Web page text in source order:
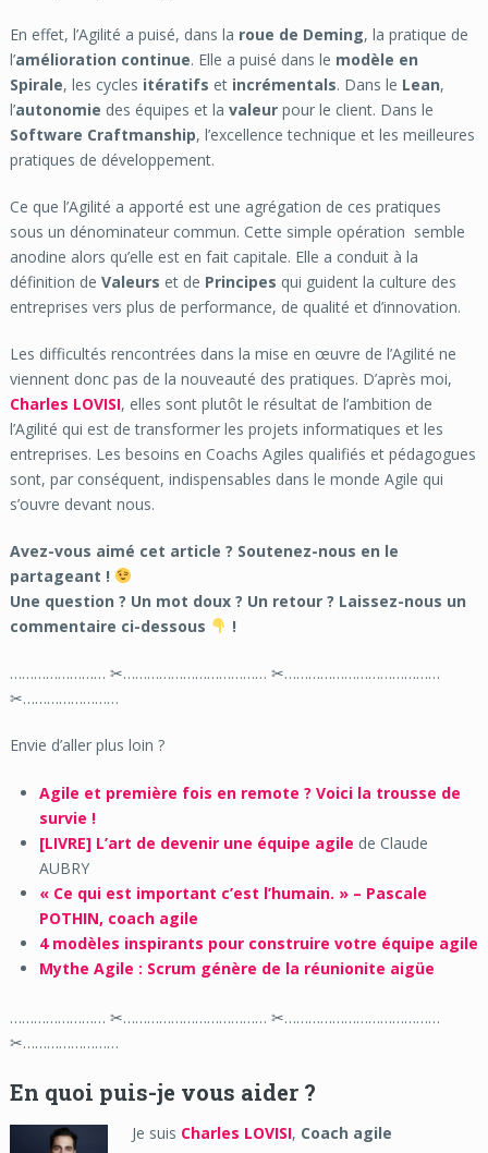
En effet, l’Agilité a puisé, dans la roue de Deming, la pratique de
l’amélioration continue. Elle a puisé dans le modèle en
Spirale, les cycles itératifs et incrémentals. Dans le Lean,
l’autonomie des équipes et la valeurpour le client. Dans le
Software Craftmanship, l’excellence technique et les meilleures
pratiques de développement.
Ce que l’Agilité a apporté est une agrégation de ces pratiques
sous un dénominateur commun. Cette simple opération semble
anodine alors qu’elle est en fait capitale. Elle a conduit à la
définition de Valeurs et de Principes qui guident la culture des
entreprises vers plus de performance, de qualité et d’innovation.
Les difficultés rencontrées dans la mise en œuvre de l’Agilité ne
viennent donc pas de la nouveauté des pratiques. D’après moi,
Charles LOVISI, elles sont plutôt le résultat de l’ambition de
l’Agilité qui est de transformer les projets informatiques et les
entreprises. Les besoins en Coachs Agiles qualifiés et pédagogues
sont, par conséquent, indispensables dans le monde Agile qui
s’ouvre devant nous.
Avez-vous aimé cet article ? Soutenez-nous en le
partageant !
Une question ? Un mot doux ? Un retour ? Laissez-nous un
commentaire ci-dessous
!
…………………… ✂……………………………… ✂…………………………………
✂……………………
Envie d’aller plus loin ?
Agile et première fois en remote ? Voici la trousse de
survie !
[LIVRE] L’art de devenir une équipe agile de Claude
AUBRY
« Ce qui est important c’est l’humain. » – Pascale
POTHIN, coach agile
4 modèles inspirants pour construire votre équipe agile
Mythe Agile : Scrum génère de la réunionite aigüe
…………………… ✂……………………………… ✂…………………………………
✂……………………
En quoi puis-je vous aider ?
Je suis Charles LOVISI, Coach agile